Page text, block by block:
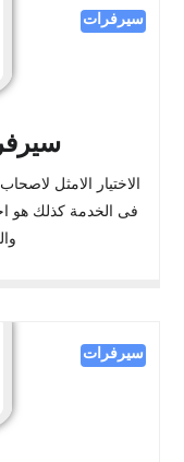
سيرفرات
الاختيار الامثل
فى الخدمة كذلك هو
سيرفرات